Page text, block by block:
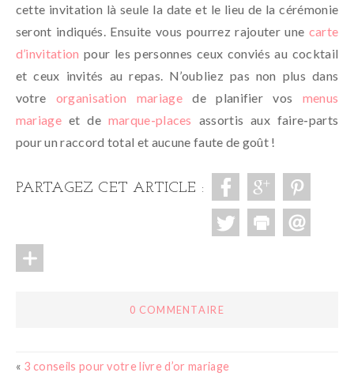
cette invitation là seule la date et le lieu de la cérémonie
seront indiqués. Ensuite vous pourrez rajouter une carte
d’invitation pour les personnes ceux conviés au cocktail
et ceux invités au repas. N’oubliez pas non plus dans
votre organisation mariage de planifier vos menus
mariageet de marque-places assortis aux faire-parts
pour un raccord total et aucune faute de goût !
PARTAGEZ CET ARTICLE :
0 COMMENTAIRE
« 3 conseils pour votre livre d’or mariage